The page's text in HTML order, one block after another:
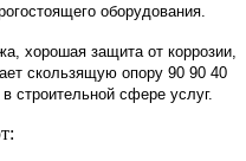
оборудования.
хорошая защита от коррозии,
скользящую опору 90 90 40
сфере услуг.